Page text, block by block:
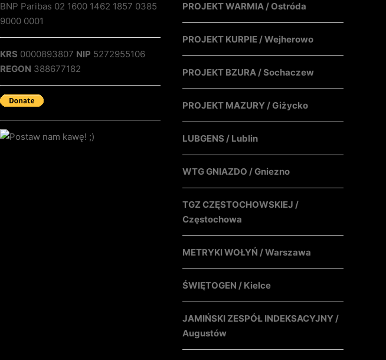
BNP Paribas 02 1600 1462 1857 0385
9000 0001
KRS 0000893807 NIP 5272955106
REGON 388677182
PROJEKT WARMIA / Ostróda
PROJEKT KURPIE / Wejherowo
PROJEKT BZURA / Sochaczew
PROJEKT MAZURY / Giżycko
LUBGENS / Lublin
WTG GNIAZDO / Gniezno
TGZ CZĘSTOCHOWSKIEJ /
Częstochowa
METRYKI WOŁYŃ / Warszawa
ŚWIĘTOGEN / Kielce
JAMIŃSKI ZESPÓŁ INDEKSACYJNY /
Augustów